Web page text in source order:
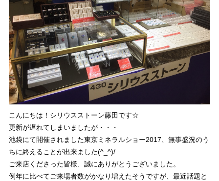
こんにちは！シリウスストーン藤田です☆
更新が遅れてしまいましたが・・・
池袋にて開催されました東京ミネラルショー2017、無事盛況のう
ちに終えることが出来ました(^_^)/
ご来店くださった皆様、誠にありがとうございました。
例年に比べてご来場者数がかなり増えたそうですが、最近話題と